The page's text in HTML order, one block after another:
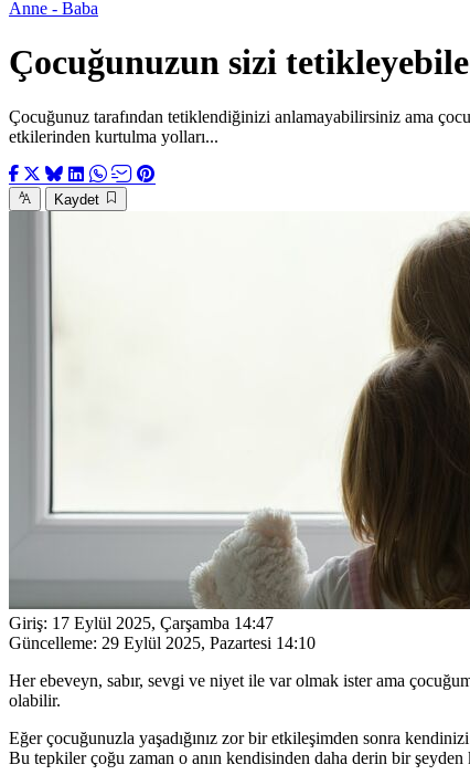
Anne - Baba
Çocuğunuzun sizi
Çocuğunuz tarafından tetiklendiğinizi anlamayabilirsiniz ama
etkilerinden kurtulma yolları...
Kaydet
Giriş: 17 Eylül 2025, Çarşamba 14:47
Güncelleme: 29 Eylül 2025, Pazartesi 14:10
Her ebeveyn, sabır, sevgi ve niyet ile var olmak ister ama
olabilir.
Eğer çocuğunuzla yaşadığınız zor bir etkileşimden sonra
Bu tepkiler çoğu zaman o anın kendisinden daha derin bir şeyden